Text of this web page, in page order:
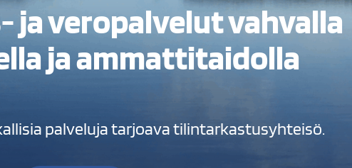
ja veropalvelut vahvalla
ja ammattitaidolla
palveluja tarjoava tilintarkastusyhteisö.